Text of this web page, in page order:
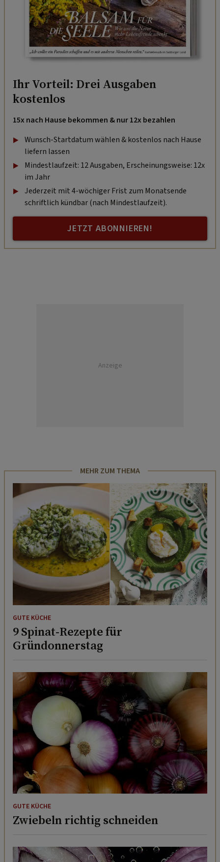
Ihr Vorteil: Drei Ausgaben
kostenlos
15x nach Hause bekommen & nur 12x bezahlen
Wunsch-Startdatum wählen & kostenlos nach Hause
liefern lassen
Mindestlaufzeit: 12 Ausgaben, Erscheinungsweise: 12x
im Jahr
Jederzeit mit 4-wöchiger Frist zum Monatsende
schriftlich kündbar (nach Mindestlaufzeit).
JETZT ABONNIEREN!
Anzeige
MEHR ZUM THEMA
GUTE KÜCHE
9 Spinat-Rezepte für
Gründonnerstag
GUTE KÜCHE
Zwiebeln richtig schneiden